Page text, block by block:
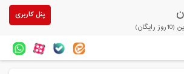
پنل کاربری